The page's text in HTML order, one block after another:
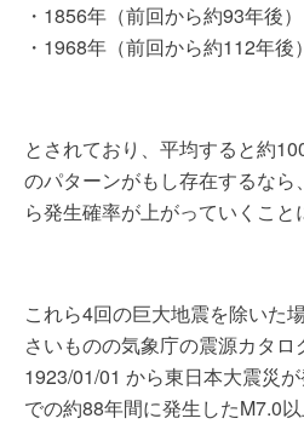
・1856年（前回から約93年後）
・1968年（前回から約112年後）
とされており、平均すると約
のパターンがもし存在するな
ら発生確率が上がっていくこと
これら4回の巨大地震を除いた
さいものの気象庁の震源カタロ
1923/01/01 から東日本大震災
での約88年間に発生したM7.0